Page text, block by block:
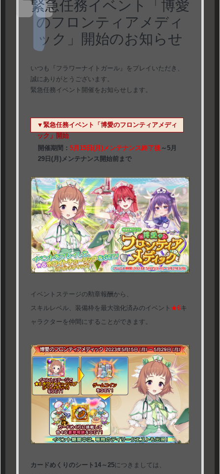
緊急任務イベント「博愛
のフロンティアメディ
ック」開始のお知らせ
いつも『フラワーナイトガール』をプレイいただき、
誠にありがとうございます。
緊急任務イベント開催をお知らせします。
▼緊急任務イベント「博愛のフロンティアメディ
ック」開始
開催期間： 5月15日(月)メンテナンス終了後～5月
29日(月)メンテナンス開始前まで
イベントステージの勲章報酬から、
スキルレベル、装備枠を最大強化済みのイベント ★6キ
ャラクターを仲間にすることができます。
カードめくりのシート14～25につきましては、